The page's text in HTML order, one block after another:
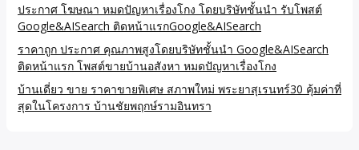
ประกาศ โฆษณา หมดปัญหาเรื่องโกง โดยบริษัทชั้นนำ รับโพสต์
Google&AISearch ติดหน้าแรกGoogle&AISearch
ราคาถูก ประกาศ คุณภาพสูงโดยบริษัทชั้นนำ Google&AISearch
ติดหน้าแรก โพสต์ขายบ้านอสังหา หมดปัญหาเรื่องโกง
บ้านเดี่ยว ขาย ราคาขายพิเศษ สภาพใหม่ พระยาสุเรนทร์30 คุ้มค่าที่
สุดในโครงการ บ้านชัยพฤกษ์รามอินทรา